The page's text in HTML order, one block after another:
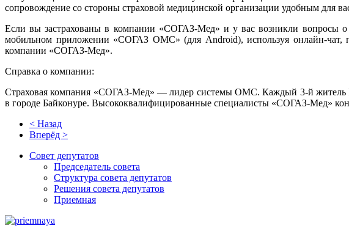
сопровождение со стороны страховой медицинской организации удобным для
Если вы застрахованы в компании «СОГАЗ-Мед» и у вас возникли вопросы
мобильном приложении «СОГАЗ ОМС» (для Android), используя онлайн-чат,
компании «СОГАЗ-Мед».
Справка о компании:
Страховая компания «СОГАЗ-Мед» — лидер системы ОМС. Каждый 3-й житель
в городе Байконуре. Высококвалифицированные специалисты «СОГАЗ-Мед»
< Назад
Вперёд >
Совет депутатов
Председатель совета
Структура совета депутатов
Решения совета депутатов
Приемная